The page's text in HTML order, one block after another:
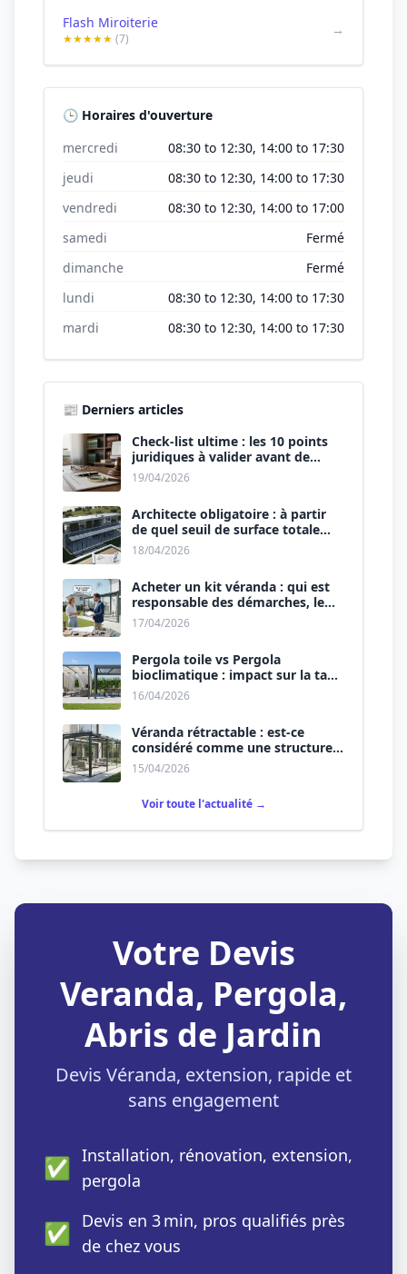
Flash Miroiterie
★★★★★ (7)
→
🕒 Horaires d'ouverture
mercredi
08:30 to 12:30, 14:00 to 17:30
jeudi
08:30 to 12:30, 14:00 to 17:30
vendredi
08:30 to 12:30, 14:00 to 17:00
samedi
Fermé
dimanche
Fermé
lundi
08:30 to 12:30, 14:00 to 17:30
mardi
08:30 to 12:30, 14:00 to 17:30
📰 Derniers articles
Check-list ultime : les 10 points
juridiques à valider avant de
signer le devis.
19/04/2026
Architecte obligatoire : à partir
de quel seuil de surface totale
(Maison + Véranda) ?
18/04/2026
Acheter un kit véranda : qui est
responsable des démarches, le
vendeur ou vous ?
17/04/2026
Pergola toile vs Pergola
bioclimatique : impact sur la taxe
d’aménagement.
16/04/2026
Véranda rétractable : est-ce
considéré comme une structure
permanente ?
15/04/2026
Voir toute l'actualité →
Votre Devis
Veranda, Pergola,
Abris de Jardin
Devis Véranda, extension, rapide et
sans engagement
✅ Installation, rénovation, extension,
pergola
✅ Devis en 3 min, pros qualifiés près
de chez vous